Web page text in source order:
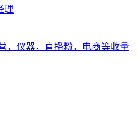
理
，仪器，直播粉，电商等收量